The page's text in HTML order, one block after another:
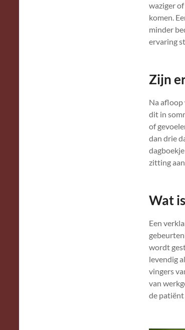
waziger
komen.
minder
ervaring
Zijn
Na afloop
dit in
of
dan drie
zitting
Wat
Een
wordt
levendig
vingers
van
de patiënt